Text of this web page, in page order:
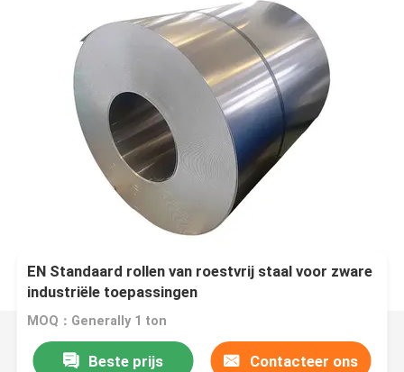
EN Standaard rollen van roestvrij staal voor zware
industriële toepassingen
MOQ：Generally 1 ton
Beste prijs Contacteer ons